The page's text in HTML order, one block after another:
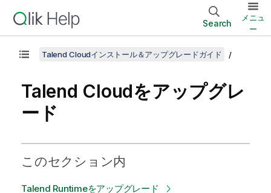
Search
メニュ
ー
Talend Cloudインストール＆アップグレードガイド
Talend Cloudをアップグレ
ード
このセクション内
Talend Runtimeをアップグレード